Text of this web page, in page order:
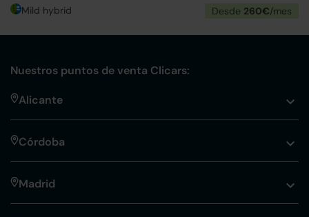
Mild hybrid Desde 260€/mes
Nuestros puntos de venta Clicars:
Alicante
Córdoba
Madrid